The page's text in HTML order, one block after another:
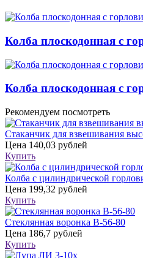
Колба плоскодонная с
Колба плоскодонная с
Рекомендуем посмотреть
Стаканчик для взвешивания
Цена 140,03 рублей
Купить
Колба с цилиндрической
Цена 199,32 рублей
Купить
Стеклянная воронка В-56-80
Цена 186,7 рублей
Купить